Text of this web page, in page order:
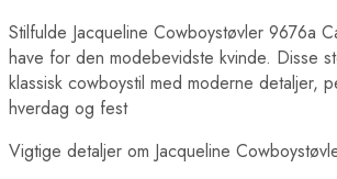
Stilfulde Jacqueline Cowboystøvler 9676a
have for den modebevidste kvinde. Disse
klassisk cowboystil med moderne detaljer,
hverdag og fest
Vigtige detaljer om Jacqueline